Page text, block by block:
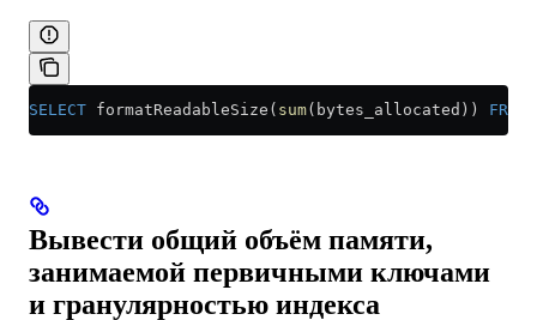
SELECT formatReadableSize( sum(bytes_allocated)) FROM
Вывести общий объём памяти,
занимаемой первичными ключами
и гранулярностью индекса